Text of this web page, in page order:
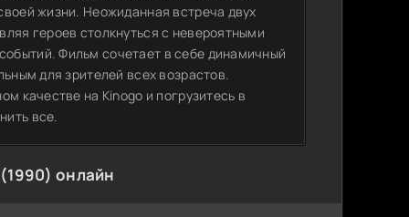
жизни. Неожиданная встреча двух
героев столкнуться с невероятными
Фильм сочетает в себе динамичный
для зрителей всех возрастов.
качестве на Kinogo и погрузитесь в
все.
онлайн